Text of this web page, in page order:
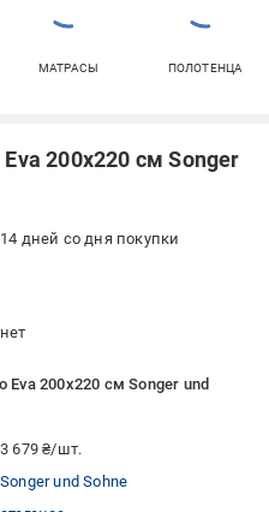
МАТРАСЫ ПОЛОТЕНЦА
200x220 см Songer
14 дней со дня покупки
нет
Eva 200x220 см Songer und
3 679 ₴/шт.
Songer und Sohne